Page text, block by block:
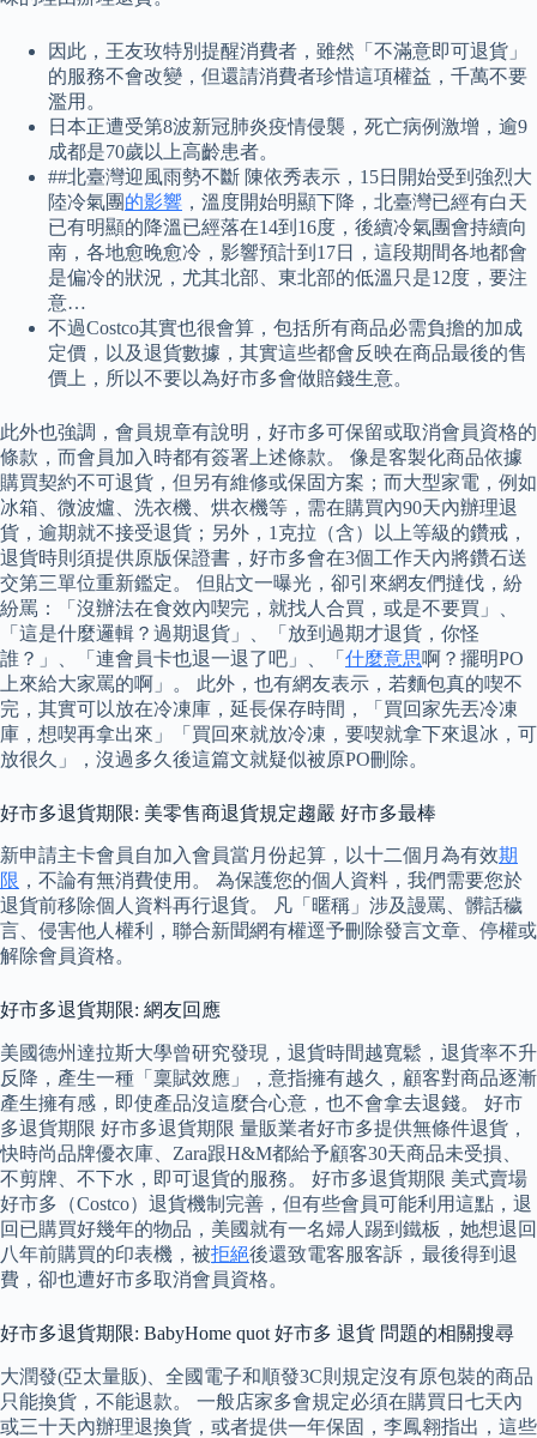
因此，王友玫特別提醒消費者，雖然「不滿意即可退貨」
的服務不會改變，但還請消費者珍惜這項權益，千萬不要
濫用。
日本正遭受第8波新冠肺炎疫情侵襲，死亡病例激增，逾9
成都是70歲以上高齡患者。
##北臺灣迎風雨勢不斷 陳依秀表示，15日開始受到強烈大
陸冷氣團的影響 ，溫度開始明顯下降，北臺灣已經有白天
已有明顯的降溫已經落在14到16度，後續冷氣團會持續向
南，各地愈晚愈冷，影響預計到17日，這段期間各地都會
是偏冷的狀況，尤其北部、東北部的低溫只是12度，要注
意…
不過Costco其實也很會算，包括所有商品必需負擔的加成
定價，以及退貨數據，其實這些都會反映在商品最後的售
價上，所以不要以為好市多會做賠錢生意。
此外也強調，會員規章有說明，好市多可保留或取消會員資格的
條款，而會員加入時都有簽署上述條款。 像是客製化商品依據
購買契約不可退貨，但另有維修或保固方案；而大型家電，例如
冰箱、微波爐、洗衣機、烘衣機等，需在購買內90天內辦理退
貨，逾期就不接受退貨；另外，1克拉（含）以上等級的鑽戒，
退貨時則須提供原版保證書，好市多會在3個工作天內將鑽石送
交第三單位重新鑑定。 但貼文一曝光，卻引來網友們撻伐，紛
紛罵：「沒辦法在食效內喫完，就找人合買，或是不要買」、
「這是什麼邏輯？過期退貨」、「放到過期才退貨，你怪
誰？」、「連會員卡也退一退了吧」、「 什麼意思啊？擺明PO
上來給大家罵的啊」。 此外，也有網友表示，若麵包真的喫不
完，其實可以放在冷凍庫，延長保存時間，「買回家先丟冷凍
庫，想喫再拿出來」「買回來就放冷凍，要喫就拿下來退冰，可
放很久」，沒過多久後這篇文就疑似被原PO刪除。
好市多退貨期限: 美零售商退貨規定趨嚴 好市多最棒
新申請主卡會員自加入會員當月份起算，以十二個月為有效期
限 ，不論有無消費使用。 為保護您的個人資料，我們需要您於
退貨前移除個人資料再行退貨。 凡「暱稱」涉及謾罵、髒話穢
言、侵害他人權利，聯合新聞網有權逕予刪除發言文章、停權或
解除會員資格。
好市多退貨期限: 網友回應
美國德州達拉斯大學曾研究發現，退貨時間越寬鬆，退貨率不升
反降，產生一種「稟賦效應」，意指擁有越久，顧客對商品逐漸
產生擁有感，即使產品沒這麼合心意，也不會拿去退錢。 好市
多退貨期限 好市多退貨期限 量販業者好市多提供無條件退貨，
快時尚品牌優衣庫、Zara跟H&M都給予顧客30天商品未受損、
不剪牌、不下水，即可退貨的服務。 好市多退貨期限 美式賣場
好市多（Costco）退貨機制完善，但有些會員可能利用這點，退
回已購買好幾年的物品，美國就有一名婦人踢到鐵板，她想退回
八年前購買的印表機，被拒絕後還致電客服客訴，最後得到退
費，卻也遭好市多取消會員資格。
好市多退貨期限: BabyHome quot 好市多 退貨 問題的相關搜尋
大潤發(亞太量販)、全國電子和順發3C則規定沒有原包裝的商品
只能換貨，不能退款。 一般店家多會規定必須在購買日七天內
或三十天內辦理退換貨，或者提供一年保固，李鳳翱指出，這些